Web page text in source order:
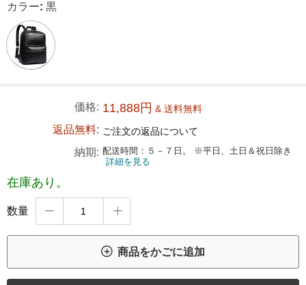
カラー: 黒
価格: 11,888円 & 送料無料
返品無料: ご注文の返品について
納期: 配送時間：５－７日。 ※平日、土日＆祝日除き
詳細を見る
在庫あり。
数量  
 商品をかごに追加